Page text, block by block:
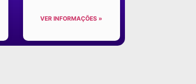
VER INFORMAÇÕES »